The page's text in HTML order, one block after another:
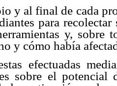
y al final de cada
para
y, sobre
y cómo había
efectuadas
sobre el potencial